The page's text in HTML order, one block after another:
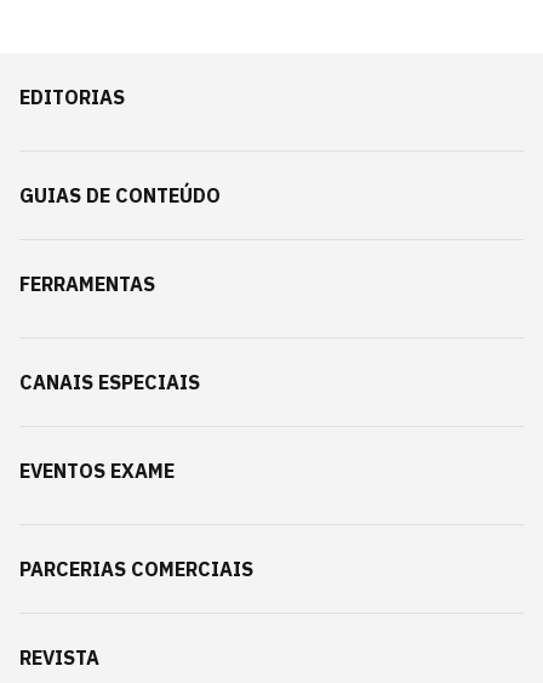
EDITORIAS
GUIAS DE CONTEÚDO
FERRAMENTAS
CANAIS ESPECIAIS
EVENTOS EXAME
PARCERIAS COMERCIAIS
REVISTA